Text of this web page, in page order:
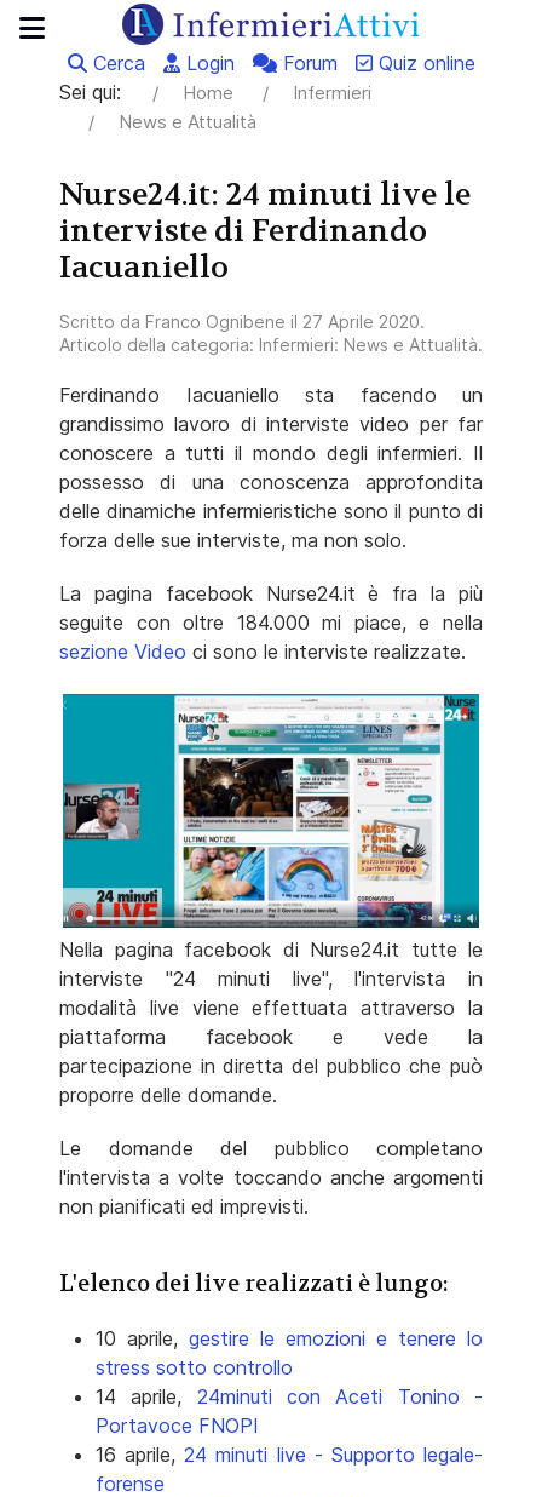
Cerca Login Forum
Quiz online
Sei qui:
Home
Infermieri
News e Attualità
Nurse24.it: 24 minuti live le
interviste di Ferdinando
Iacuaniello
Scritto da Franco Ognibene il 27 Aprile 2020.
Articolo della categoria: Infermieri: News e Attualità.
Ferdinando Iacuaniello sta facendo un
grandissimo lavoro di interviste video per far
conoscere a tutti il mondo degli infermieri. Il
possesso di una conoscenza approfondita
delle dinamiche infermieristiche sono il punto di
forza delle sue interviste, ma non solo.
La pagina facebook Nurse24.it è fra la più
seguite con oltre 184.000 mi piace, e nella
sezione Video ci sono le interviste realizzate.
Nella pagina facebook di Nurse24.it tutte le
interviste "24 minuti live", l'intervista in
modalità live viene effettuata attraverso la
piattaforma facebook e vede la
partecipazione in diretta del pubblico che può
proporre delle domande.
Le domande del pubblico completano
l'intervista a volte toccando anche argomenti
non pianificati ed imprevisti.
L'elenco dei live realizzati è lungo:
10 aprile, gestire le emozioni e tenere lo
stress sotto controllo
14 aprile, 24minuti con Aceti Tonino -
Portavoce FNOPI
16 aprile,24 minuti live - Supporto legale-
forense